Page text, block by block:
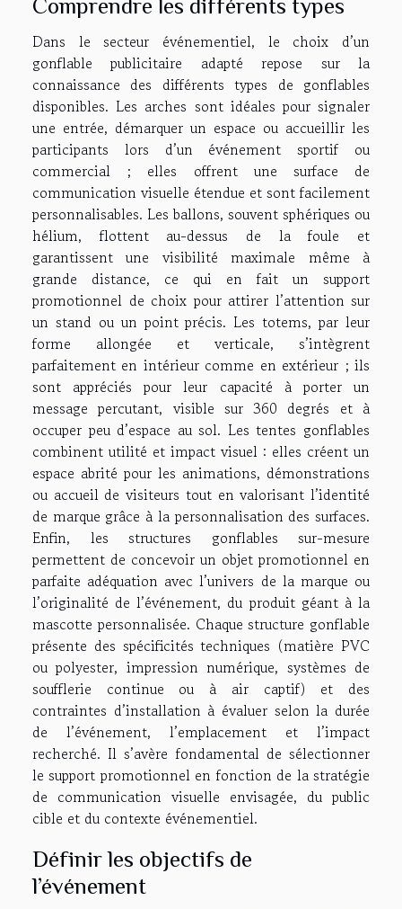
Comprendre les différents types
Dans le secteur événementiel, le choix d’un
gonflable publicitaire adapté repose sur la
connaissance des différents types de gonflables
disponibles. Les arches sont idéales pour signaler
une entrée, démarquer un espace ou accueillir les
participants lors d’un événement sportif ou
commercial ; elles offrent une surface de
communication visuelle étendue et sont facilement
personnalisables. Les ballons, souvent sphériques ou
hélium, flottent au-dessus de la foule et
garantissent une visibilité maximale même à
grande distance, ce qui en fait un support
promotionnel de choix pour attirer l’attention sur
un stand ou un point précis. Les totems, par leur
forme allongée et verticale, s’intègrent
parfaitement en intérieur comme en extérieur ; ils
sont appréciés pour leur capacité à porter un
message percutant, visible sur 360 degrés et à
occuper peu d’espace au sol. Les tentes gonflables
combinent utilité et impact visuel : elles créent un
espace abrité pour les animations, démonstrations
ou accueil de visiteurs tout en valorisant l’identité
de marque grâce à la personnalisation des surfaces.
Enfin, les structures gonflables sur-mesure
permettent de concevoir un objet promotionnel en
parfaite adéquation avec l’univers de la marque ou
l’originalité de l’événement, du produit géant à la
mascotte personnalisée. Chaque structure gonflable
présente des spécificités techniques (matière PVC
ou polyester, impression numérique, systèmes de
soufflerie continue ou à air captif) et des
contraintes d’installation à évaluer selon la durée
de l’événement, l’emplacement et l’impact
recherché. Il s’avère fondamental de sélectionner
le support promotionnel en fonction de la stratégie
de communication visuelle envisagée, du public
cible et du contexte événementiel.
Définir les objectifs de
l’événement